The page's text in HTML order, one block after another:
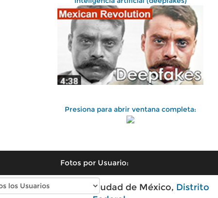
Presiona para abrir ventana completa:
Fotos por Usuario:
Fotos antiguas de Ciudad de México, Distrito